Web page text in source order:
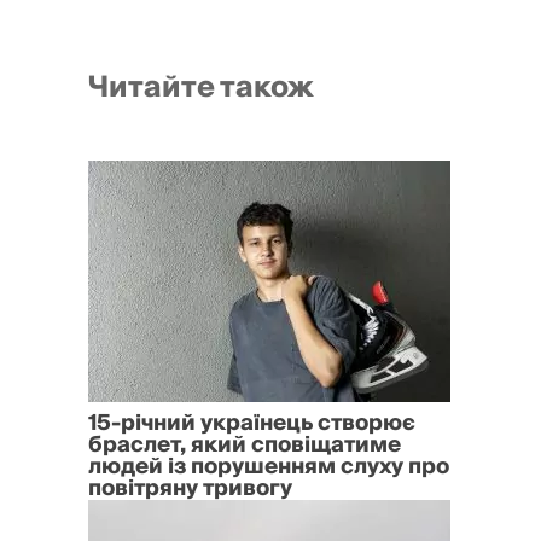
Читайте також
15-річний українець створює
браслет, який сповіщатиме
людей із порушенням слуху про
повітряну тривогу